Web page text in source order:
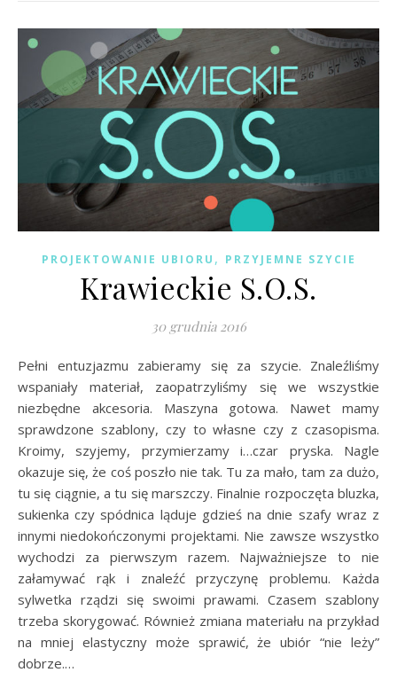
PROJEKTOWANIE UBIORU , PRZYJEMNE SZYCIE
Krawieckie S.O.S.
30 grudnia 2016
Pełni entuzjazmu zabieramy się za szycie. Znaleźliśmy
wspaniały materiał, zaopatrzyliśmy się we wszystkie
niezbędne akcesoria. Maszyna gotowa. Nawet mamy
sprawdzone szablony, czy to własne czy z czasopisma.
Kroimy, szyjemy, przymierzamy i…czar pryska. Nagle
okazuje się, że coś poszło nie tak. Tu za mało, tam za dużo,
tu się ciągnie, a tu się marszczy. Finalnie rozpoczęta bluzka,
sukienka czy spódnica ląduje gdzieś na dnie szafy wraz z
innymi niedokończonymi projektami. Nie zawsze wszystko
wychodzi za pierwszym razem. Najważniejsze to nie
załamywać rąk i znaleźć przyczynę problemu. Każda
sylwetka rządzi się swoimi prawami. Czasem szablony
trzeba skorygować. Również zmiana materiału na przykład
na mniej elastyczny może sprawić, że ubiór “nie leży”
dobrze.…